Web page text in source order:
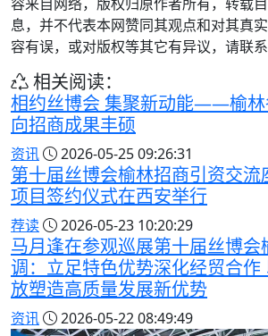
息，并不代表本网赞同其观点和对其真
容有误，或对版权等其它有异议，请联系
相关阅读：
相约丝博会 集聚新动能——榆林
向招商成果丰硕
资讯 2026-05-25 09:26:31
第十届丝博会榆林招商引资交流
项目签约仪式在西安举行
荐读 2026-05-23 10:20:29
马月逢在参观巡展第十届丝博会
调：立足特色优势深化经贸合作
放塑造高质量发展新优势
资讯 2026-05-22 08:49:49